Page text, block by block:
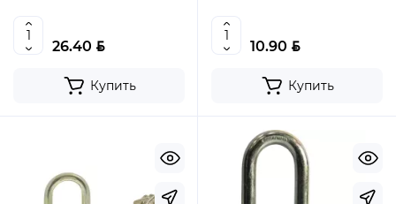
26.40 BYN
Купить
10.90 BYN
Купить